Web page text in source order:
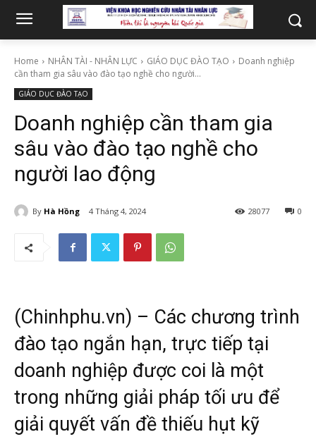
Home NHÂN TÀI - NHÂN LỰC GIÁO DỤC ĐÀO TẠO
Doanh nghiệp
cần tham gia sâu vào đào tạo nghề cho người...
GIÁO DỤC ĐÀO TẠO
Doanh nghiệp cần tham gia
sâu vào đào tạo nghề cho
người lao động
By Hà Hồng 4 Tháng 4, 2024 0
28077
(Chinhphu.vn) – Các chương trình
đào tạo ngắn hạn, trực tiếp tại
doanh nghiệp được coi là một
trong những giải pháp tối ưu để
giải quyết vấn đề thiếu hụt kỹ